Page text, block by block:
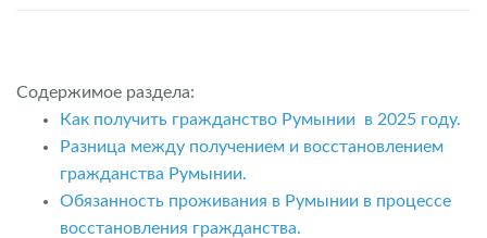
Содержимое раздела:
Как получить гражданство Румынии в 2025 году.
Разница между получением и восстановлением
гражданства Румынии.
Обязанность проживания в Румынии в процессе
восстановления гражданства.